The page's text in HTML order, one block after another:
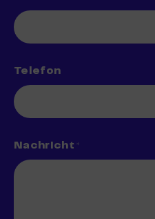
Telefon
Nachricht *